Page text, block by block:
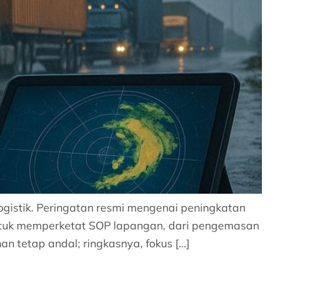
Peringatan resmi mengenai peningkatan
memperketat SOP lapangan, dari pengemasan
tetap andal; ringkasnya, fokus […]